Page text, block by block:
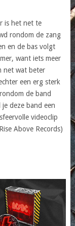
is het net te
rondom de zang
en de bas volgt
want iets meer
net wat beter
een erg sterk
de band
deze band een
videoclip
Above Records)